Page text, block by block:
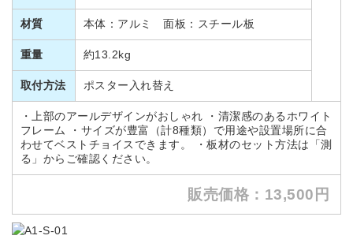
材質 本体：アルミ 面板：スチール板
重量 約13.2kg
取付方法 ポスター入れ替え
・上部のアールデザインがおしゃれ ・清潔感のあるホワイト
フレーム ・サイズが豊富（計8種類）で用途や設置場所に合
わせてベストチョイスできます。 ・板材のセット方法は「測
る」からご確認ください。
販売価格：13,500円